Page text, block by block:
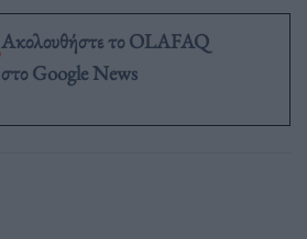
Ακολουθήστε το OLAFAQ
στο Google News